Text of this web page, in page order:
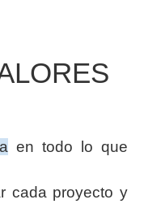
en todo lo que
cada proyecto y